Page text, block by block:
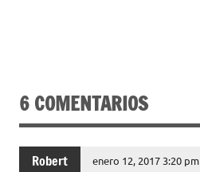
6 COMENTARIOS
Robert enero 12, 2017 3:20 pm